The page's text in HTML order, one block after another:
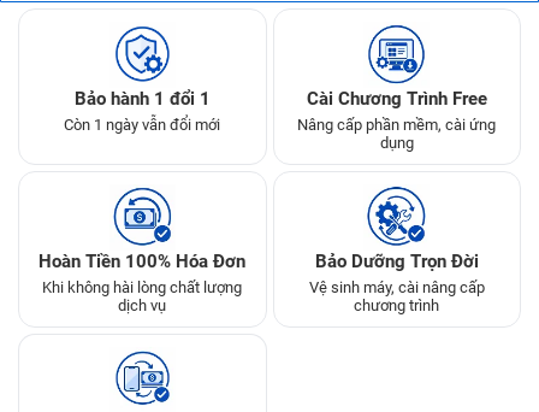
Bảo hành 1 đổi 1
Còn 1 ngày vẫn đổi mới
Cài Chương Trình Free
Nâng cấp phần mềm, cài ứng
dụng
Hoàn Tiền 100% Hóa Đơn
Khi không hài lòng chất lượng
dịch vụ
Bảo Dưỡng Trọn Đời
Vệ sinh máy, cài nâng cấp
chương trình